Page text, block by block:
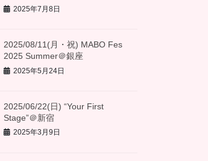
2025年7月8日
2025/08/11(月・祝) MABO Fes
2025 Summer＠銀座
2025年5月24日
2025/06/22(日) “Your First
Stage”＠新宿
2025年3月9日